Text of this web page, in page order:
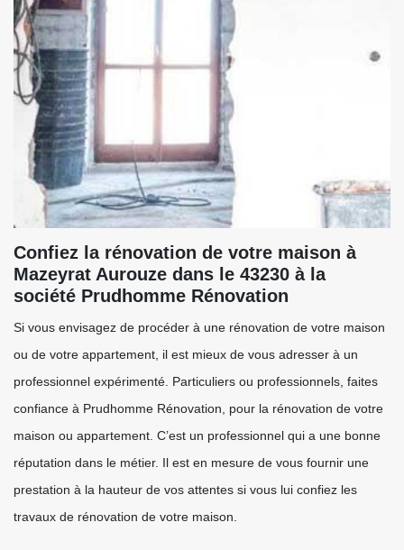
Confiez la rénovation de votre maison à
Mazeyrat Aurouze dans le 43230 à la
société Prudhomme Rénovation
Si vous envisagez de procéder à une rénovation de votre maison
ou de votre appartement, il est mieux de vous adresser à un
professionnel expérimenté. Particuliers ou professionnels, faites
confiance à Prudhomme Rénovation, pour la rénovation de votre
maison ou appartement. C’est un professionnel qui a une bonne
réputation dans le métier. Il est en mesure de vous fournir une
prestation à la hauteur de vos attentes si vous lui confiez les
travaux de rénovation de votre maison.